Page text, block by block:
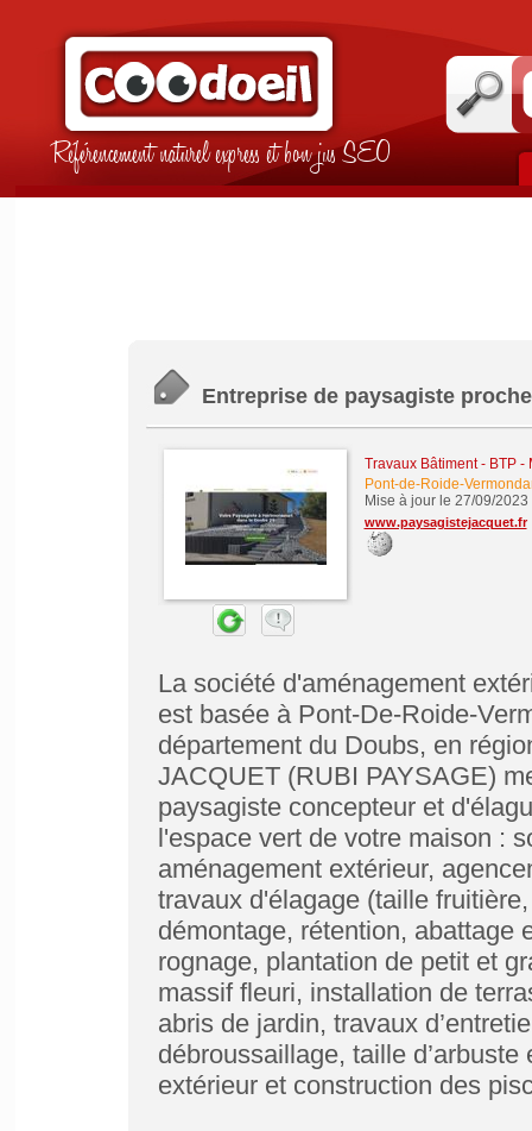
Référencement naturel express et bon jus SEO
Entreprise de paysagiste
Travaux Bâtiment - BTP
Pont-de-Roide-
Mise à jour le 27/09/2023
www.paysagistejacquet.fr
La société d'aménagement
est basée à Pont-De-Roide-
département du Doubs, en
JACQUET (RUBI PAYSAGE)
paysagiste concepteur et
l'espace vert de votre maison :
aménagement extérieur,
travaux d'élagage (taille
démontage, rétention, abattage
rognage, plantation de petit et
massif fleuri, installation de
abris de jardin, travaux
débroussaillage, taille
extérieur et construction des